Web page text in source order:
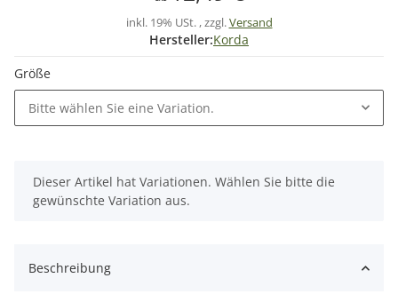
inkl. 19% USt. , zzgl.Versand
Hersteller:Korda
Größe
Bitte wählen Sie eine Variation.
x
Dieser Artikel hat Variationen. Wählen Sie bitte die
gewünschte Variation aus.
Beschreibung